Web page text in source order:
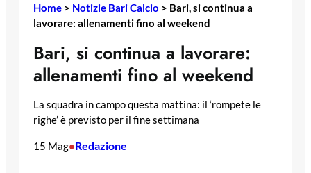
Home > Notizie Bari Calcio > Bari, si continua a
lavorare: allenamenti fino al weekend
Bari, si continua a lavorare:
allenamenti fino al weekend
La squadra in campo questa mattina: il ‘rompete le
righe’ è previsto per il fine settimana
15 Mag•Redazione